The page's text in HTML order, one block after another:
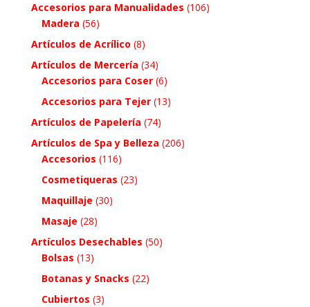
Accesorios para Manualidades (106)
Madera (56)
Artículos de Acrílico (8)
Artículos de Mercería (34)
Accesorios para Coser (6)
Accesorios para Tejer (13)
Artículos de Papelería (74)
Artículos de Spa y Belleza (206)
Accesorios (116)
Cosmetiqueras (23)
Maquillaje (30)
Masaje (28)
Artículos Desechables (50)
Bolsas (13)
Botanas y Snacks (22)
Cubiertos (3)